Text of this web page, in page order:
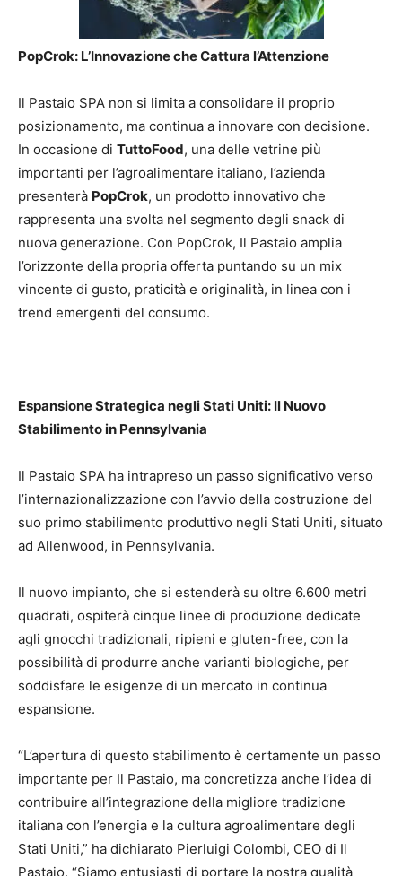
PopCrok: L’Innovazione che Cattura l’Attenzione
Il Pastaio SPA non si limita a consolidare il proprio
posizionamento, ma continua a innovare con decisione.
In occasione di TuttoFood, una delle vetrine più
importanti per l’agroalimentare italiano, l’azienda
presenterà PopCrok, un prodotto innovativo che
rappresenta una svolta nel segmento degli snack di
nuova generazione. Con PopCrok, Il Pastaio amplia
l’orizzonte della propria offerta puntando su un mix
vincente di gusto, praticità e originalità, in linea con i
trend emergenti del consumo.
Espansione Strategica negli Stati Uniti: Il Nuovo
Stabilimento in Pennsylvania
Il Pastaio SPA ha intrapreso un passo significativo verso
l’internazionalizzazione con l’avvio della costruzione del
suo primo stabilimento produttivo negli Stati Uniti, situato
ad Allenwood, in Pennsylvania.
Il nuovo impianto, che si estenderà su oltre 6.600 metri
quadrati, ospiterà cinque linee di produzione dedicate
agli gnocchi tradizionali, ripieni e gluten-free, con la
possibilità di produrre anche varianti biologiche, per
soddisfare le esigenze di un mercato in continua
espansione.
“L’apertura di questo stabilimento è certamente un passo
importante per Il Pastaio, ma concretizza anche l’idea di
contribuire all’integrazione della migliore tradizione
italiana con l’energia e la cultura agroalimentare degli
Stati Uniti,” ha dichiarato Pierluigi Colombi, CEO di Il
Pastaio. “Siamo entusiasti di portare la nostra qualità